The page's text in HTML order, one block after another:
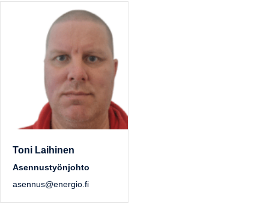
Toni Laihinen
Asennustyönjohto
asennus@energio.fi